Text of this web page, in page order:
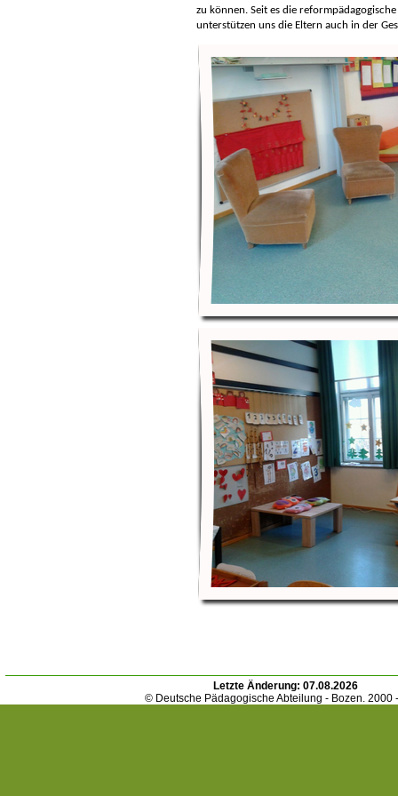
zu können. Seit es die
unterstützen uns die Eltern auch in der
Letzte Änderung: 07.08.2026
© Deutsche Pädagogische Abteilung - Bozen. 2000